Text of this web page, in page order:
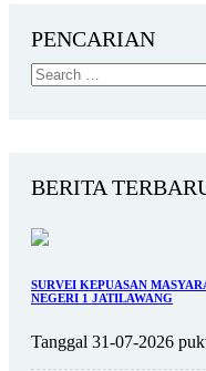
PENCARIAN
BERITA
SURVEI KEPUASAN
NEGERI 1 JATILAWANG
Tanggal 31-07-2026